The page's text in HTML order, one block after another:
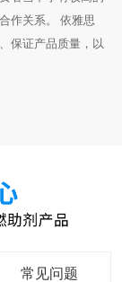
作关系。 依雅思
保证产品质量，以
常见问题